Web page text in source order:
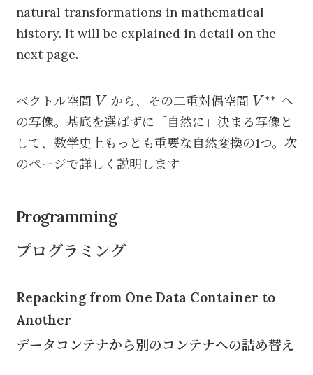
natural transformations in mathematical
history. It will be explained in detail on the
next page.
ベクトル空間 V
V から、その二重対偶空間 V^{**}
V ∗∗ へ
の写像。基底を選ばずに「自然に」決まる写像と
して、数学史上もっとも重要な自然変換の1つ。次
のページで詳しく説明します
Programming
プログラミング
Repacking from One Data Container to
Another
データコンテナから別のコンテナへの詰め替え